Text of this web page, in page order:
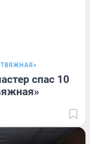
спас 10